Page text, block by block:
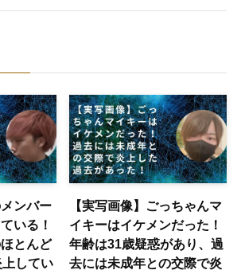
ンバー
いる！
とんど
してい
【実写画像】ごっちゃんマ
イキーはイケメンだった！
年齢は31歳疑惑があり、過
去には未成年との交際で炎